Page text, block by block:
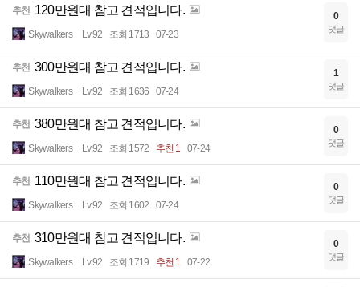
추천 120만원대 참고 견적입니다.
Skywalkers Lv.92 조회 1713 07-23
0
댓글
추천 300만원대 참고 견적입니다.
Skywalkers Lv.92 조회 1636 07-24
1
댓글
추천 380만원대 참고 견적입니다.
Skywalkers Lv.92 조회 1572 추천 1 07-24
0
댓글
추천 110만원대 참고 견적입니다.
Skywalkers Lv.92 조회 1602 07-24
0
댓글
추천 310만원대 참고 견적입니다.
Skywalkers Lv.92 조회 1719 추천 1 07-22
0
댓글